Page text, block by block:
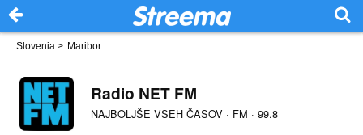
Slovenia > Maribor
Radio NET FM
NAJBOLJŠE VSEH ČASOV · FM · 99.8